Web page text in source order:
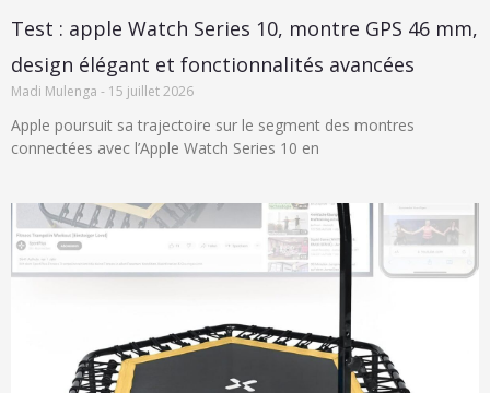
Test : apple Watch Series 10, montre GPS 46 mm,
design élégant et fonctionnalités avancées
Madi Mulenga 15 juillet 2026
Apple poursuit sa trajectoire sur le segment des montres
connectées avec l’Apple Watch Series 10 en